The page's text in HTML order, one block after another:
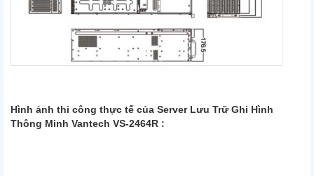
Hình ảnh thi công thực tế của Server Lưu Trữ Ghi Hình
Thông Minh Vantech VS-2464R :